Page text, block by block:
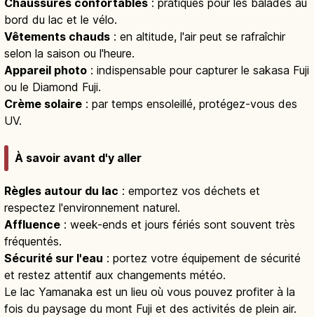
Chaussures confortables : pratiques pour les balades au
bord du lac et le vélo.
Vêtements chauds : en altitude, l'air peut se rafraîchir
selon la saison ou l'heure.
Appareil photo : indispensable pour capturer le sakasa Fuji
ou le Diamond Fuji.
Crème solaire : par temps ensoleillé, protégez-vous des
UV.
À savoir avant d'y aller
Règles autour du lac : emportez vos déchets et
respectez l'environnement naturel.
Affluence : week-ends et jours fériés sont souvent très
fréquentés.
Sécurité sur l'eau : portez votre équipement de sécurité
et restez attentif aux changements météo.
Le lac Yamanaka est un lieu où vous pouvez profiter à la
fois du paysage du mont Fuji et des activités de plein air.